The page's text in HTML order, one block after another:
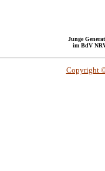
Junge
im BdV
Copyright